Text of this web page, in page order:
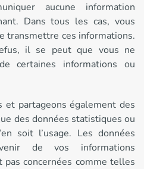
aucune information
Dans tous les cas, vous
transmettre ces informations.
il se peut que vous ne
certaines informations ou
et partageons également des
des données statistiques ou
soit l’usage. Les données
de vos informations
concernées comme telles